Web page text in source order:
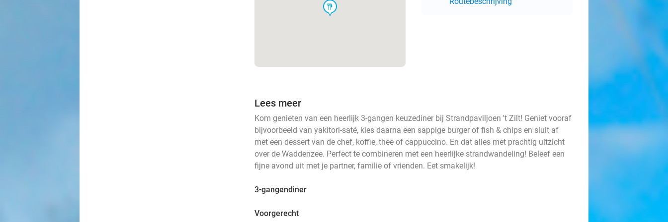
food
Lees meer
Kom genieten van een heerlijk 3-gangen keuzediner bij Strandpaviljoen 't Zilt! Geniet vooraf
bijvoorbeeld van yakitori-saté, kies daarna een sappige burger of fish & chips en sluit af
met een dessert van de chef, koffie, thee of cappuccino. En dat alles met prachtig uitzicht
over de Waddenzee. Perfect te combineren met een heerlijke strandwandeling! Beleef een
fijne avond uit met je partner, familie of vrienden. Eet smakelijk!
3-gangendiner
Voorgerecht